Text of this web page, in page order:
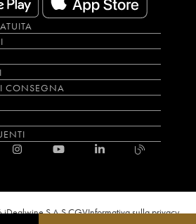
CONSEGNA
iDealwine S.A.S.CGVInformativa sulla privacy